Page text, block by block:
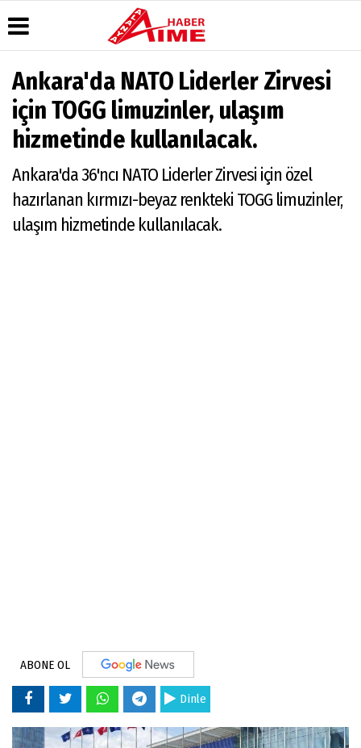
Üye Paneli
Haber
Arşivi
Arşivi
Günün
Haberleri
Durumu
Gazete
Manşetleri
Anketler
Biyografiler
Yazarları
Video
Galeri
Foto
TV
Gazipaşa
Canlı Uçak
Ankara'da NATO Liderler Zirvesi
için TOGG limuzinler, ulaşım
hizmetinde kullanılacak.
Ankara'da 36'ncı NATO Liderler Zirvesi için özel
hazırlanan kırmızı-beyaz renkteki TOGG limuzinler,
ulaşım hizmetinde kullanılacak.
ABONE OL
Dinle